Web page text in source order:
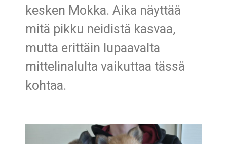
kesken Mokka. Aika näyttää
mitä pikku neidistä kasvaa,
mutta erittäin lupaavalta
mittelinalulta vaikuttaa tässä
kohtaa.